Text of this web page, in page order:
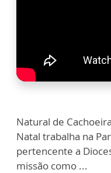
Natural de
Natal trabalha na
pertencente a
missão como ...